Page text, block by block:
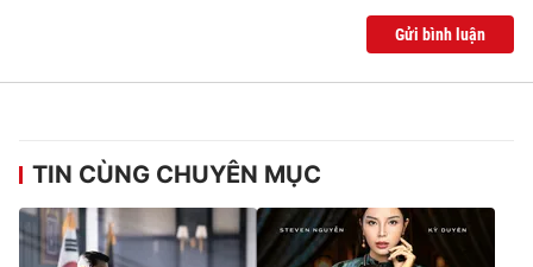
Gửi bình luận
TIN CÙNG CHUYÊN MỤC